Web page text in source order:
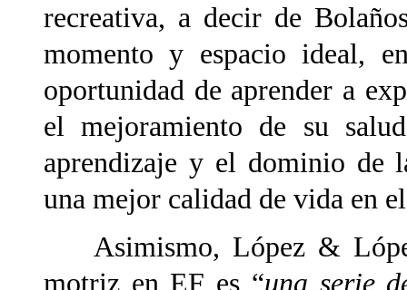
recreativa, a decir de
momento y espacio ideal,
oportunidad de aprender a
el mejoramiento de su
aprendizaje y el dominio de
una mejor calidad de vida en
Asimismo, López &
motriz en EF es “una serie